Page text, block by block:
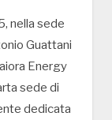
nella sede
Guattani
Energy
sede di
dedicata